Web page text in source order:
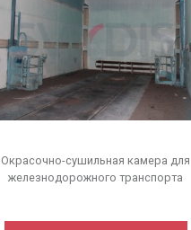
Окрасочно-сушильная камера для
железнодорожного транспорта